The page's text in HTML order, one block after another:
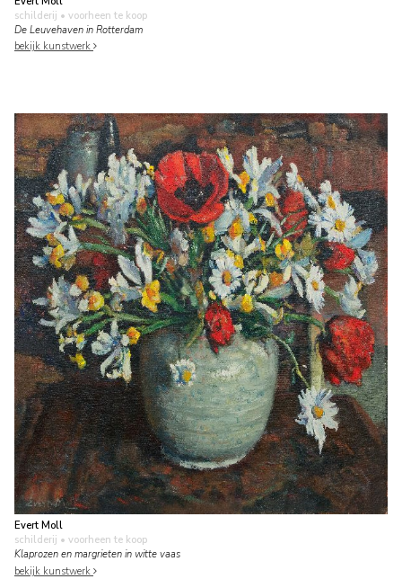
schilderij • voorheen te koop
De Leuvehaven in Rotterdam
bekijk kunstwerk
Evert Moll
schilderij • voorheen te koop
Klaprozen en margrieten in witte vaas
bekijk kunstwerk